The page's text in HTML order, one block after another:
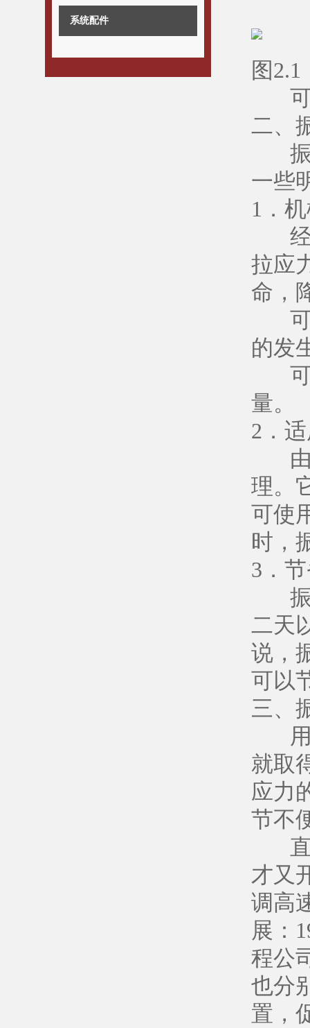
系统配件
图
可
二、
振
一些
1．
经
拉应
命，
可
的发
可
量。
2．
由
理。
可使
时，
3．
振
二天
说，
可以
三、
用
就取
应力
节不
直
才又
调高
展：
程公
也分
置，